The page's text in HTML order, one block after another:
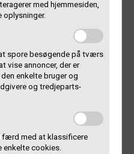
med hjemmesiden,
oplysninger.
spore besøgende på tværs
vise annoncer, der er
enkelte bruger og
og tredjeparts-
færd med at klassificere
enkelte cookies.